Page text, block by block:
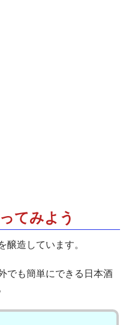
てみよう
造しています。
でも簡単にできる日本酒